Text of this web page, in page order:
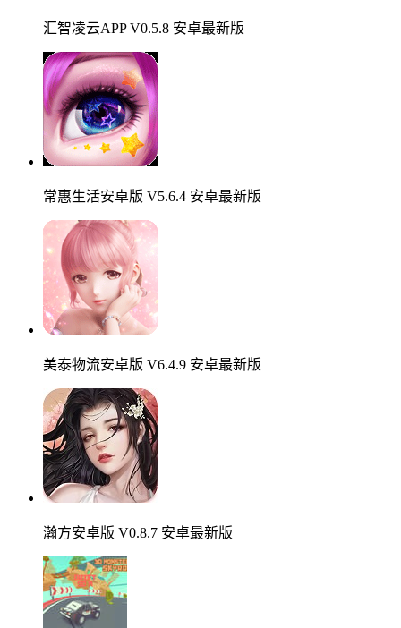
汇智凌云APP V0.5.8 安卓最新版
常惠生活安卓版 V5.6.4 安卓最新版
美泰物流安卓版 V6.4.9 安卓最新版
瀚方安卓版 V0.8.7 安卓最新版